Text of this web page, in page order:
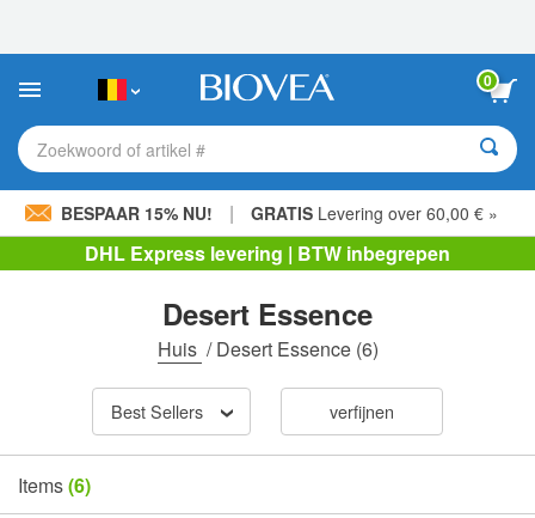
Deze
bevat
toegankelijkheidssysteem.
0
Zoekwoord of artikel #
BESPAAR 15% NU! | GRATIS Levering over 60,00 € »
DHL Express levering | BTW inbegrepen
Desert Essence
Huis /Desert Essence(6)
Best Sellers verfijnen
Items(6)